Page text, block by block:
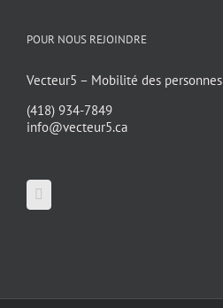
POUR NOUS REJOINDRE
Vecteur5 – Mobilité des personnes
(418) 934-7849
info@vecteur5.ca